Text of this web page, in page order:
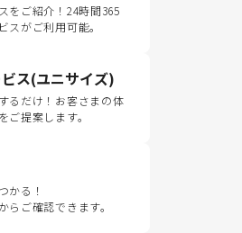
をご紹介！24時間365
スがご利用可能。
ス(ユニサイズ)
るだけ！お客さまの体
提案します。
かる！
ご確認できます。